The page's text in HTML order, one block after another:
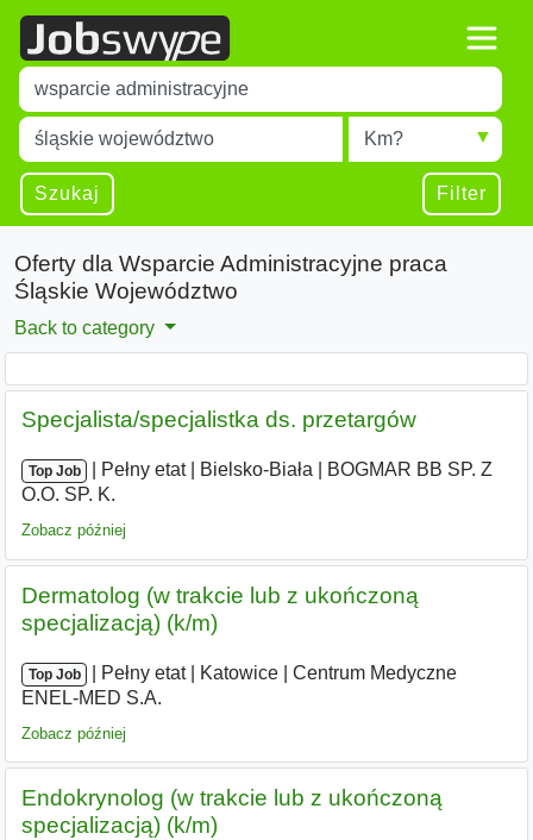
Title
Type 1 or more characters for results.
Miejscowość
Type 1 or more characters for results.
Radius
Szukaj Filter
Oferty dla Wsparcie Administracyjne praca
Śląskie Województwo
Back to category
Specjalista/specjalistka ds. przetargów
Top Job Pełny etat| Bielsko-Biała
BOGMAR BB SP. Z
O.O. SP. K.
Zobacz później
Dermatolog (w trakcie lub z ukończoną
specjalizacją) (k/m)
Top Job Pełny etat| Katowice
Centrum Medyczne
ENEL-MED S.A.
Zobacz później
Endokrynolog (w trakcie lub z ukończoną
specjalizacją) (k/m)